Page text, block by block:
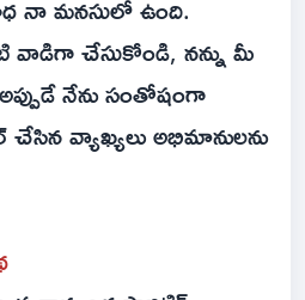
మనసులో ఉంది.
వాడిగా చేసుకోండి, నన్ను మీ
నేను సంతోషంగా
వ్యాఖ్యలు అభిమానులను